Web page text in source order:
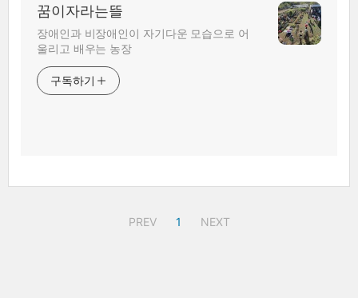
꿈이자라는뜰
장애인과 비장애인이 자기다운 모습으로 어
울리고 배우는 농장
구독하기
PREV 1 NEXT